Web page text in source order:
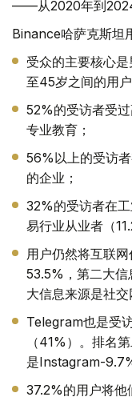
——从2020年到2024
Binance哈萨克斯坦
受众的主要核心
至45岁之间的用
52%的受访者受
专业教育；
56%以上的受访
的企业；
32%的受访者在
易行业从业者（
用户仍然将互联
53.5%，第二大信
大信息来源是社交
Telegram也是受
（41%）。排名
是Instagram-
37.2%的用户将他